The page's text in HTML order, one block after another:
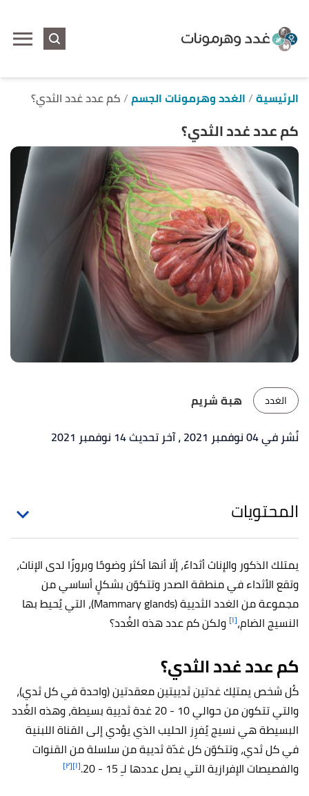
الرئيسية الغدد وهرمونات الجسم كم عدد غدد الثدي؟
كم عدد غدد الثدي؟
الغدد
هبة شريم
نُشر في 04 نوفمبر 2021
، آخر تحديث 14 نوفمبر 2021
المحتويات
يمتلك الذكور والإناث أثداءً، إلّا أنها أكثر وضوحًا وبروزًا لدى الإناث،
وتقع الأثداء في منطقة الصدر وتتكوّن بشكلٍ أساسي من
مجموعة من الغدد الثديية (Mammary glands)، التي يُحيط بها
النسيج الضام،[١] ولكن كم عدد هذه الغُدد؟
كم عدد غدد الثدي؟
كُل شخص يمتلِك غدتين ثدييتين معقدتين (واحدة في كل ثدي)،
والتي تتكون من حوالي 10 - 20 غدة ثديية بسيطة، وهذه الغُدد
البسيطة هي نسيج يُفرِز الحليب الذي يؤدي إلى القناة اللبنية
في كل ثدي، وتتكوّن كل غدّة ثديية من سلسلة من القنوات
والفصيصات الإفرازية التي يصل عددها لـِ 15 - 20.
[١] [٢]